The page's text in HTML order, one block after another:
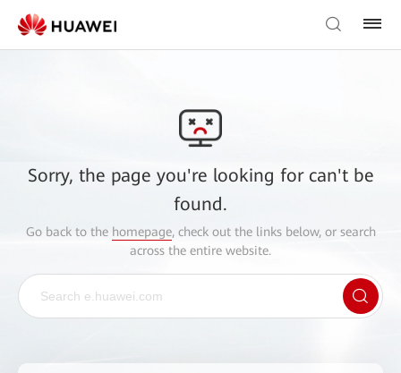
Sorry, the page you're looking for can't be
found.
Go back to the homepage, check out the links below, or search
across the entire website.